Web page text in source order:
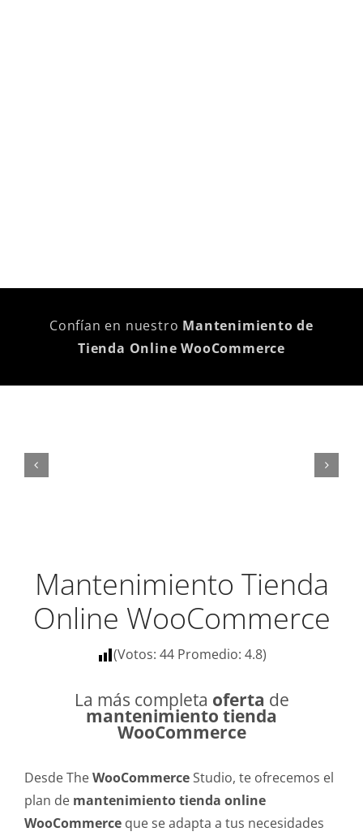
Confían en nuestro Mantenimiento de
Tienda Online WooCommerce
Mantenimiento Tienda
Online WooCommerce
(Votos: 44Promedio: 4.8)
La más completa oferta de
mantenimiento tienda
WooCommerce
Desde TheWooCommerceStudio, te ofrecemos el
plan de mantenimiento tienda online
WooCommerceque se adapta a tus necesidades